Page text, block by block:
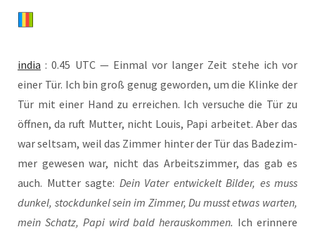
india : 0.45 UTC — Ein­mal vor lan­ger Zeit ste­he ich vor
einer Tür. Ich bin groß genug gewor­den, um die Klin­ke der
Tür mit einer Hand zu errei­chen. Ich ver­su­che die Tür zu
öff­nen, da ruft Mut­ter, nicht Lou­is, Papi arbei­tet. Aber das
war selt­sam, weil das Zim­mer hin­ter der Tür das Bade­zim­
mer gewe­sen war, nicht das Arbeits­zim­mer, das gab es
auch. Mut­ter sag­te: Dein Vater ent­wi­ckelt Bil­der, es muss
dun­kel, stock­dun­kel sein im Zim­mer, Du musst etwas war­ten,
mein Schatz, Papi wird bald her­aus­kom­men. Ich erin­ne­re